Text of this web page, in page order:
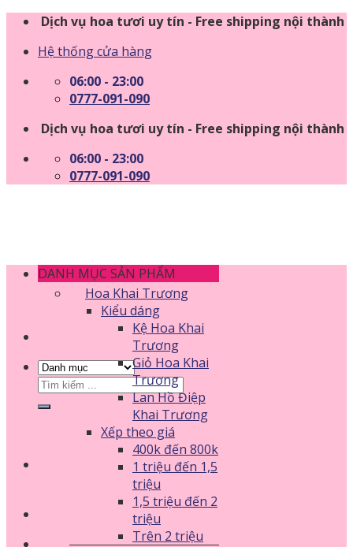
Skip
content
Dịch vụ hoa tươi uy tín - Free shipping nội thành
Hệ thống cửa hàng
06:00 - 23:00
0777-091-090
Dịch vụ hoa tươi uy tín - Free shipping nội thành
06:00 - 23:00
0777-091-090
Tìm
kiếm:
DANH MỤC SẢN PHẨM
Hoa Khai Trương
Kiểu dáng
Kệ Hoa Khai
Trương
Giỏ Hoa Khai
Trương
Lan Hồ Điệp
Khai Trương
Xếp theo giá
400k đến 800k
1 triệu đến 1,5
triệu
1,5 triệu đến 2
triệu
Trên 2 triệu